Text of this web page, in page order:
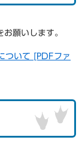
願いします。
ついて [PDFファ